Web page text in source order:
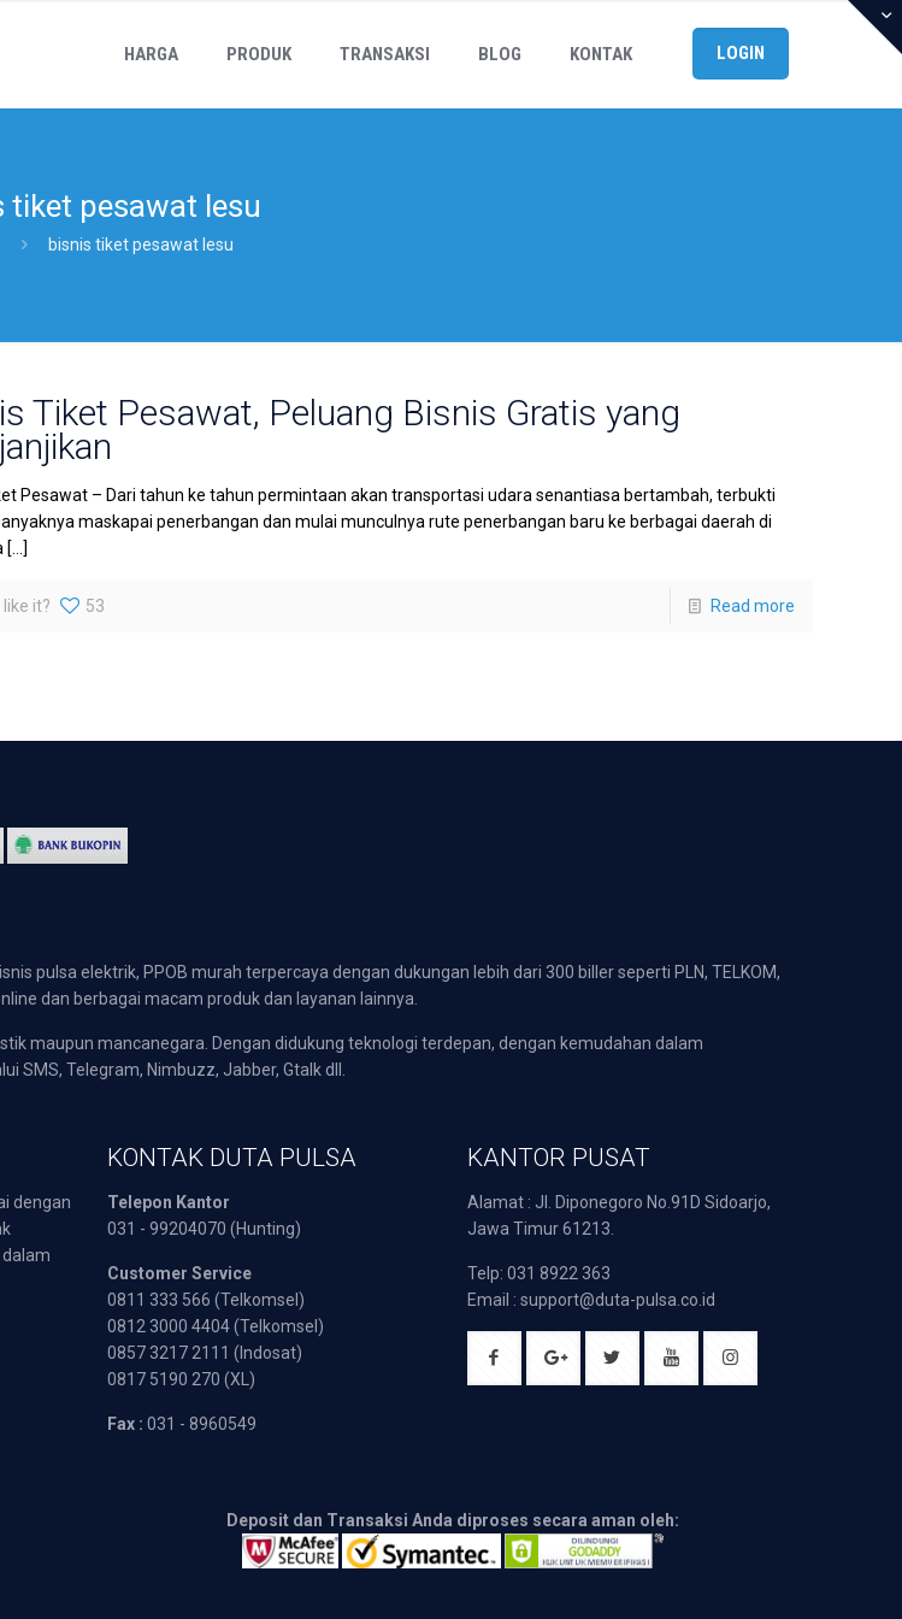
HARGA PRODUK TRANSAKSI BLOG KONTAK LOGIN
tiket pesawat lesu
bisnis tiket pesawat lesu
Tiket Pesawat, Peluang Bisnis Gratis yang
Pesawat – Dari tahun ke tahun permintaan akan transportasi udara senantiasa bertambah, terbukti
maskapai penerbangan dan mulai munculnya rute penerbangan baru ke berbagai daerah di
[…]
like it? 53 Read more
pulsa elektrik, PPOB murah terpercaya dengan dukungan lebih dari 300 biller seperti PLN, TELKOM,
dan berbagai macam produk dan layanan lainnya.
maupun mancanegara. Dengan didukung teknologi terdepan, dengan kemudahan dalam
SMS, Telegram, Nimbuzz, Jabber, Gtalk dll.
dengan
KONTAK DUTA PULSA
Telepon Kantor
031 - 99204070 (Hunting)
Customer Service
0811 333 566 (Telkomsel)
0812 3000 4404 (Telkomsel)
0857 3217 2111 (Indosat)
0817 5190 270 (XL)
Fax : 031 - 8960549
KANTOR PUSAT
Alamat : Jl. Diponegoro No.91D Sidoarjo,
Jawa Timur 61213.
Telp: 031 8922 363
Email : support@duta-pulsa.co.id
Deposit dan Transaksi Anda diproses secara aman oleh: